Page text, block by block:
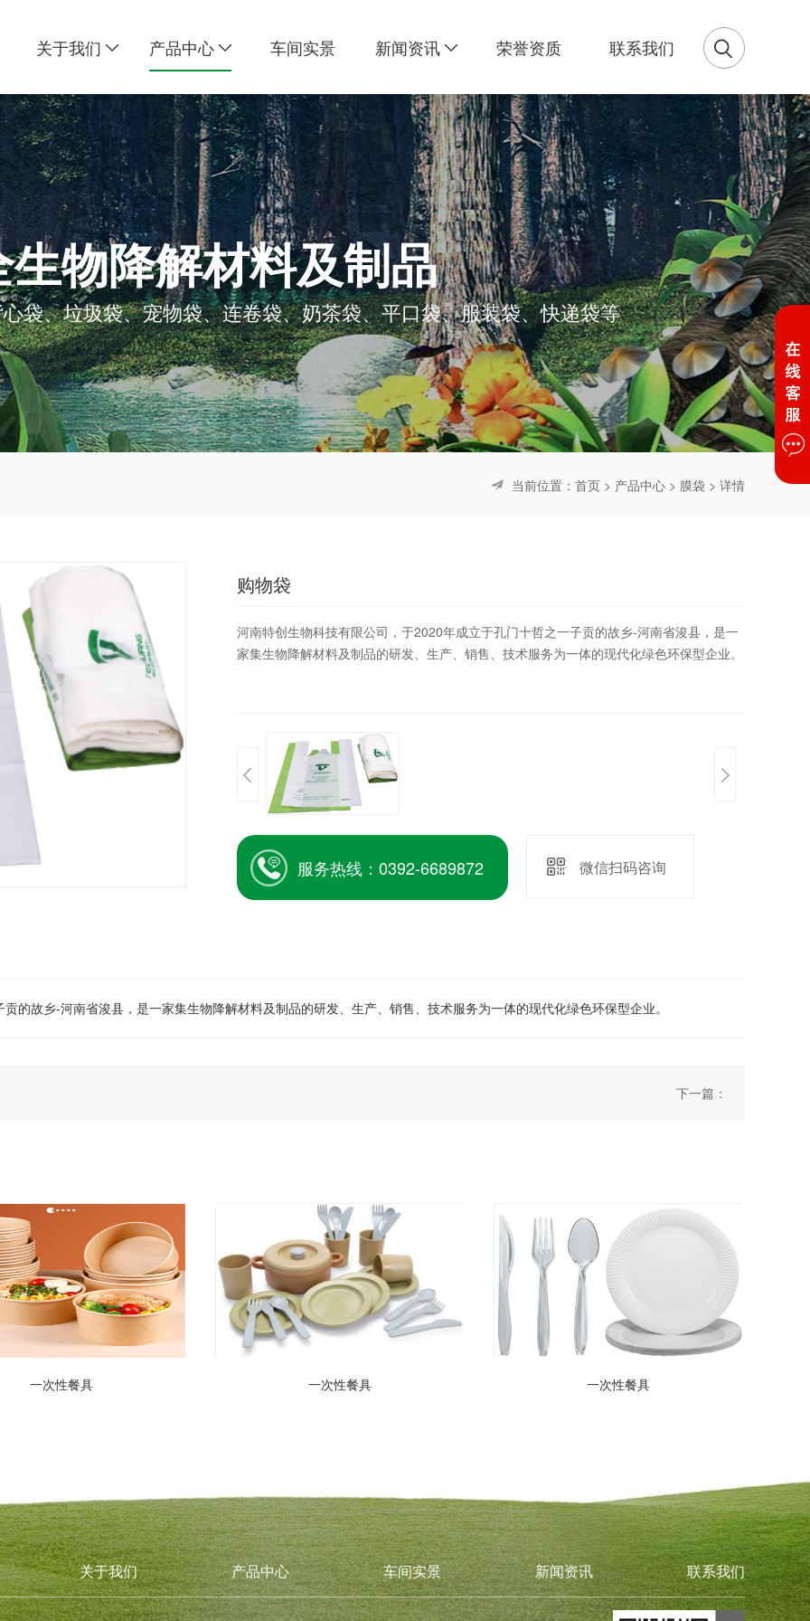
关于我们 产品中心 车间实景 新闻资讯 荣誉资质 联系我们
生物降解材料及制品
袋、垃圾袋、宠物袋、连卷袋、奶茶袋、平口袋、服装袋、快递袋等
当前位置： 首页 > 产品中心 > 膜袋 > 详情
购物袋
河南特创生物科技有限公司，于2020年成立于孔门十哲之一子贡的故乡-河南省浚县，是一
家集生物降解材料及制品的研发、生产、销售、技术服务为一体的现代化绿色环保型企业。
服务热线：0392-6689872 微信扫码咨询
的故乡-河南省浚县，是一家集生物降解材料及制品的研发、生产、销售、技术服务为一体的现代化绿色环保型企业。
下一篇：
一次性餐具 一次性餐具 一次性餐具
关于我们 产品中心 车间实景 新闻资讯 联系我们